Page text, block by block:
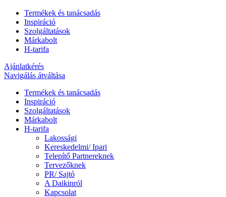
Termékek és tanácsadás
Inspiráció
Szolgáltatások
Márkabolt
H-tarifa
Ajánlatkérés
Navigálás átváltása
Termékek és tanácsadás
Inspiráció
Szolgáltatások
Márkabolt
H-tarifa
Lakossági
Kereskedelmi/ Ipari
Telepítő Partnereknek
Tervezőknek
PR/ Sajtó
A Daikinról
Kapcsolat